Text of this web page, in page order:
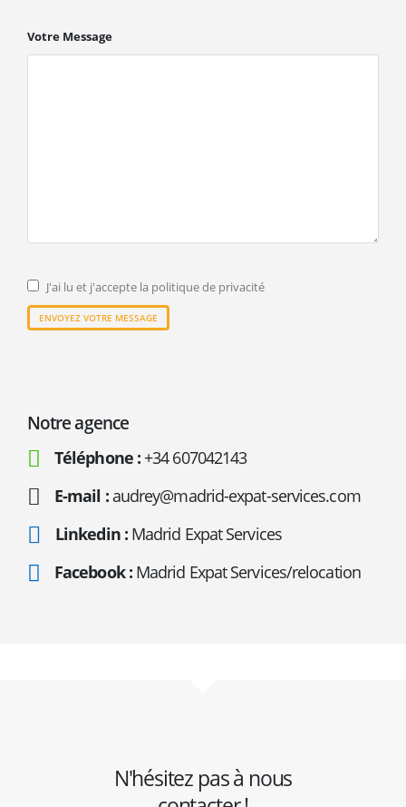
Votre Message
J'ai lu et j'accepte la politique de privacité
Notre agence
Téléphone : +34 607042143
E-mail :audrey@madrid-expat-services.com
Linkedin :Madrid Expat Services
Facebook :Madrid Expat Services/relocation
N'hésitez pas à nous